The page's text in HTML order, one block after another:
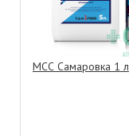
МСС Самаровка 1 л